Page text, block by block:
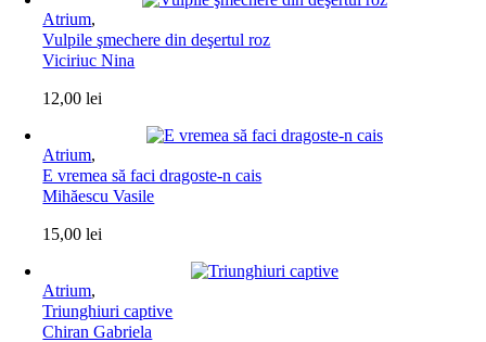
Atrium,
Vulpile şmechere din deşertul roz
Viciriuc Nina
12,00lei
Atrium,
E vremea să faci dragoste-n cais
Mihăescu Vasile
15,00lei
Atrium,
Triunghiuri captive
Chiran Gabriela